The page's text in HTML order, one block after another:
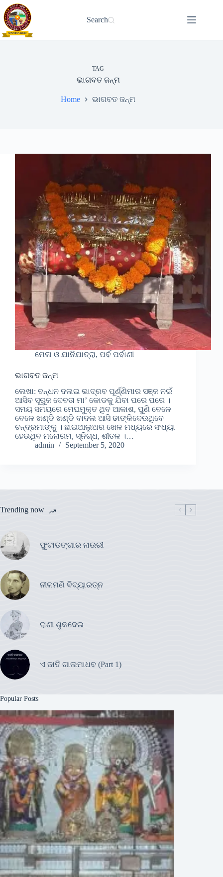
Skip
to
content
Search
TAG
ଭାଗବତ ଜନ୍ମ
Home ଭାଗବତ ଜନ୍ମ
ମେଳା ଓ ଯାନିଯାତ୍ରା, ପର୍ବ ପର୍ବାଣୀ
ଭାଗବତ ଜନ୍ମ
ଲେଖା: ବନ୍ଧନ ଦଳାଇ ଭାଦ୍ରବ ପୂର୍ଣ୍ଣିମାର ସଞ୍ଜ ନଇଁ
ଆସିବ ସୂରୁଜ ଦେବତା ମା’ କୋଡକୁ ଯିବା ପରେ ପରେ ।
ସମୟ ସମୟରେ ମେଘମୁକ୍ତ ଥିବ ଆକାଶ, ପୁଣି ବେଳେ
ବେଳେ ଖଣ୍ଡି ଖଣ୍ଡି ବାଦଲ ଆସି ଢାଙ୍କିଦେଉଥିବେ
ଚନ୍ଦ୍ରମାଙ୍କୁ । ଛାଇଆଲୁଅର ଖେଳ ମଧ୍ୟରେ ସଂଧ୍ୟା
ହେଉଥିବ ମନୋରମ, ସ୍ନିଗ୍ଧ, ଶୀତଳ ।…
admin
September 5, 2020
Trending now
ଫୁଟାଡଙ୍ଗାର ନାଉରୀ
ନୀଳମଣି ବିଦ୍ୟାରତ୍ନ
ରାଣୀ ଶୁକଦେଇ
ଏ ଜାତି ଗାଲମାଧବ (Part 1)
Popular Posts